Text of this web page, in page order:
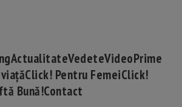
ActualitateVedeteVideoPrime
Click! Pentru FemeiClick!
Bună!Contact